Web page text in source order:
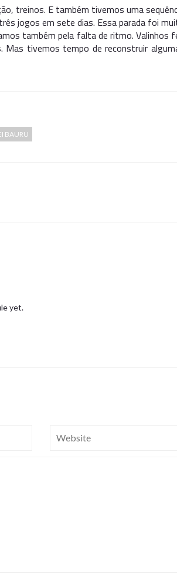
treinos. E também tivemos uma
jogos em sete dias. Essa parada foi
também pela falta de ritmo. Valinhos
Mas tivemos tempo de reconstruir
BAURU
yet.